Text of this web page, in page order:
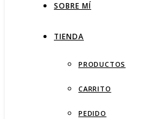
SOBRE MÍ
TIENDA
PRODUCTOS
CARRITO
PEDIDO